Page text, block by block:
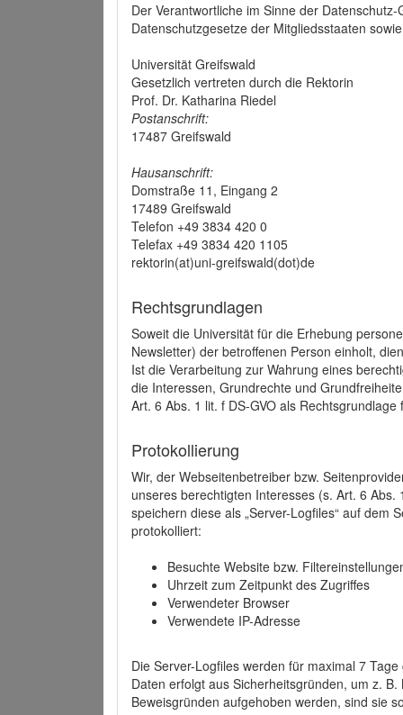
Der Verantwortliche im Sinne der
Datenschutzgesetze der Mitgliedsstaaten
Universität Greifswald
Gesetzlich vertreten durch die Rektorin
Prof. Dr. Katharina Riedel
Postanschrift:
17487 Greifswald
Hausanschrift:
Domstraße 11, Eingang 2
17489 Greifswald
Telefon +49 3834 420 0
Telefax +49 3834 420 1105
rektorin(at)uni-greifswald(dot)de
Rechtsgrundlagen
Soweit die Universität für die Erhebung
Newsletter) der betroffenen Person einholt,
Ist die Verarbeitung zur Wahrung eines
die Interessen, Grundrechte und
Art. 6 Abs. 1 lit. f DS-GVO als
Protokollierung
Wir, der Webseitenbetreiber bzw.
unseres berechtigten Interesses (s. Art. 6
speichern diese als „Server-Logfiles“ auf dem
protokolliert:
Besuchte Website bzw.
Uhrzeit zum Zeitpunkt des Zugriffes
Verwendeter Browser
Verwendete IP-Adresse
Die Server-Logfiles werden für maximal 7
Daten erfolgt aus Sicherheitsgründen, um z.
Beweisgründen aufgehoben werden, sind sie